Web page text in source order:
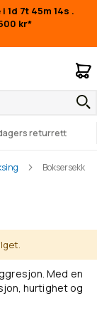
i 1d 7t 45m 14s .
kr*
returrett
Boksersekk
Med en
hurtighet og